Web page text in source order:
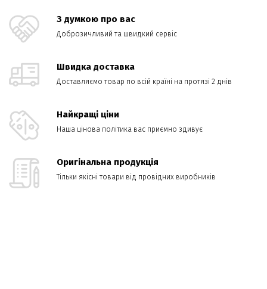
З думкою про вас
Доброзичливий та швидкий сервіс
Швидка доставка
Доставляємо товар по всій країні на протязі 2 днів
Найкращі ціни
Наша цінова політика вас приємно здивує
Оригінальна продукція
Тільки якісні товари від провідних виробників